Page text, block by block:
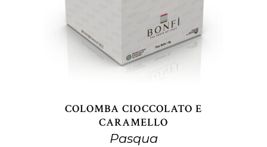
prodotto
ha
più
varianti.
opzioni
possono
essere
COLOMBA CIOCCOLATO E
CARAMELLO
Pasqua